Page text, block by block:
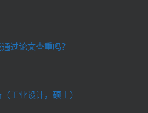
过论文查重吗？
工业设计，硕士）